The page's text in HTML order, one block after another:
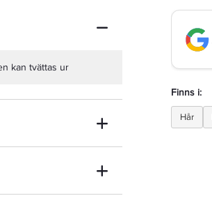
kan tvättas ur
Finns i:
Hår